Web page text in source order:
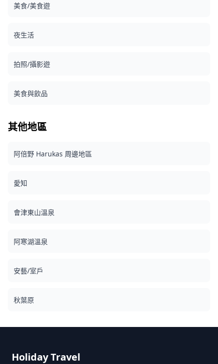
975509dca5ba.jpg)
美食/美食遊
夜生活
拍照/攝影遊
美食與飲品
其他地區
阿倍野 Harukas 周邊地區
愛知
會津東山溫泉
阿寒湖溫泉
安藝/室戶
秋葉原
Holiday Travel